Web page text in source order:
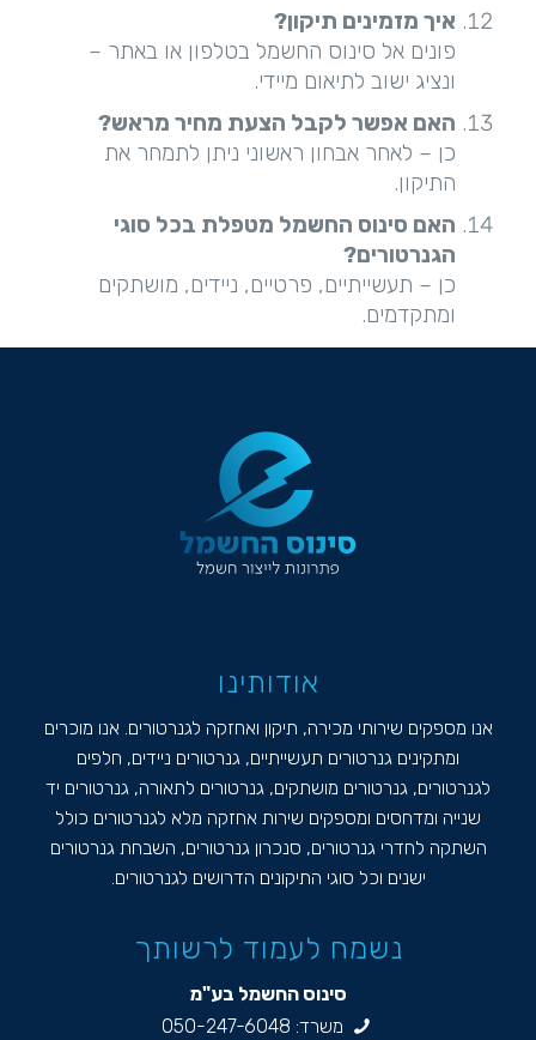
איך מזמינים תיקון?
פונים אל סינוס החשמל בטלפון או באתר –
ונציג ישוב לתיאום מיידי.
האם אפשר לקבל הצעת מחיר מראש?
כן – לאחר אבחון ראשוני ניתן לתמחר את
התיקון.
האם סינוס החשמל מטפלת בכל סוגי
הגנרטורים?
כן – תעשייתיים, פרטיים, ניידים, מושתקים
ומתקדמים.
אודותינו
אנו מספקים שירותי מכירה, תיקון ואחזקה לגנרטורים. אנו מוכרים
ומתקינים גנרטורים תעשייתיים, גנרטורים ניידים, חלפים
לגנרטורים, גנרטורים מושתקים, גנרטורים לתאורה, גנרטורים יד
שנייה ומדחסים ומספקים שירות אחזקה מלא לגנרטורים כולל
השתקה לחדרי גנרטורים, סנכרון גנרטורים, השבחת גנרטורים
ישנים וכל סוגי התיקונים הדרושים לגנרטורים.
נשמח לעמוד לרשותך
סינוס החשמל בע"מ
משרד: 050-247-6048